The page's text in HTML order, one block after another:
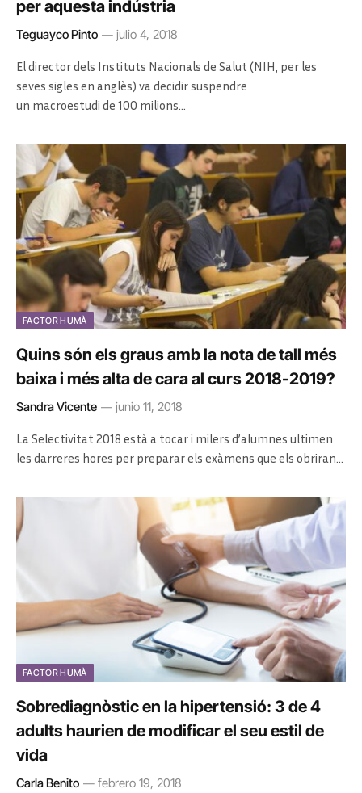
per aquesta indústria
Teguayco Pinto julio 4, 2018
El director dels Instituts Nacionals de Salut (NIH, per les
seves sigles en anglès) va decidir suspendre
un macroestudi de 100 milions…
FACTOR HUMÀ
Quins són els graus amb la nota de tall més
baixa i més alta de cara al curs 2018-2019?
Sandra Vicente junio 11, 2018
La Selectivitat 2018 està a tocar i milers d’alumnes ultimen
les darreres hores per preparar els exàmens que els obriran…
FACTOR HUMÀ
Sobrediagnòstic en la hipertensió: 3 de 4
adults haurien de modificar el seu estil de
vida
Carla Benito febrero 19, 2018